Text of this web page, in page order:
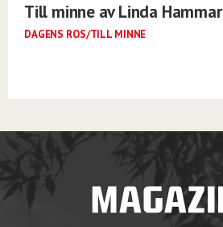
Till minne av Linda Hammar
DAGENS ROS/TILL MINNE